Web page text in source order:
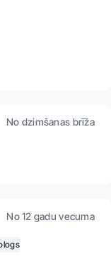
No dzimšanas brīža
No 12 gadu vecuma